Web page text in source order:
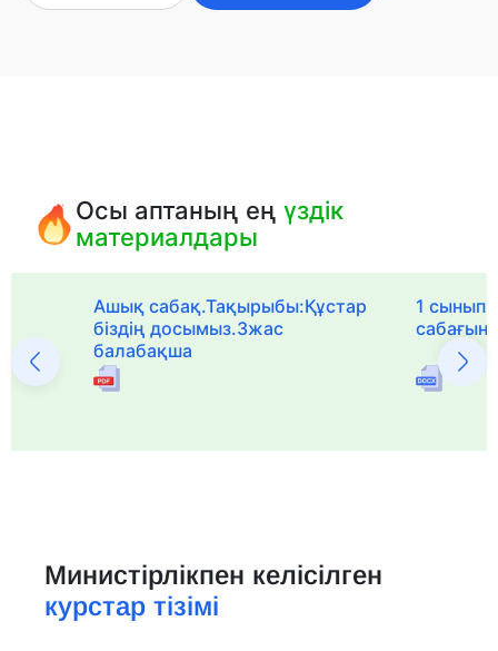
Осы аптаның еңүздік
материалдары
Ашық сабақ.Тақырыбы:Құстар
біздің досымыз.3жас
балабақша
1
Министірлікпен келісілген
курстар тізімі